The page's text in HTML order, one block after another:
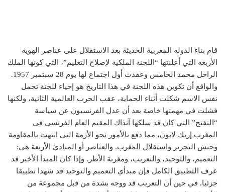
قام بناء الدولة المغربية الحديثة بعد الاستقلال على عناصر الهوية
الأربعة التي أعلنتها “اللجنة الملكية لإصلاح التعليم”، التي كونها الملك
الراحل محمد الخامس وعقدت أول اجتماع لها يوم 28 سبتمبر 1957.
والواقع أن تكوين هذه اللجنة في هذا التاريخ هو إحياء للجنة تحمل
نفس الاسم شكلت أثناء الحماية، عقب الحرب العالمية الثانية، ولكنها
فشلت في مهمتها خاصة بعد أن عدل الفرنسيون عن سياسة
“التفتح” التي كان قد سلكها آنذاك المقيم العام الفرنسي في
المغرب إريك لابون، مما دفع بالأمور نحو الأزمة التي انتهت بالمقاومة
وجيش التحرير واستقلال المغرب. والعناصر أو المبادئ الأربعة هي:
التعميم، والتوحيد، والتعريب، ومغربة الأطر. وإذا كان المبدأ الأخير قد
عرف التطبيق الكامل فإن مبدأي التعميم والتوحيد قد شهدا تطبيقا
جزئيا. في حين أن التعريب قد ووجه بشدة من قبل مجموعة من